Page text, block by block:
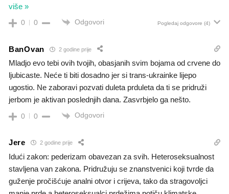
više »
0 0 Odgovori Pogledaj odgovore (4)
BanOvan 2 godine prije
Mladjo evo tebi ovih tvojih, obasjanih svim bojama od crvene do
ljubicaste. Neće ti biti dosadno jer si trans-ukrainke lijepo
ugostio. Ne zaboravi pozvati duleta prduleta da ti se pridruži
jerbom je aktivan poslednjih dana. Zasvrbjelo ga nešto.
0 0 Odgovori
Jere 2 godine prije
Idući zakon: pederizam obavezan za svih. Heteroseksualnost
stavljena van zakona. Pridružuju se znanstvenici koji tvrde da
guženje pročišćuje analni otvor i crijeva, tako da stragovoljci